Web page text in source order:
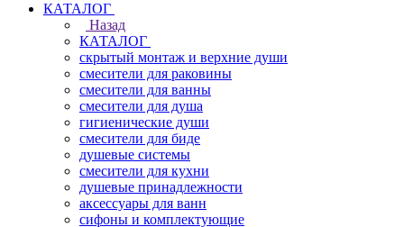
КАТАЛОГ
Назад
КАТАЛОГ
скрытый монтаж и верхние души
смесители для раковины
смесители для ванны
смесители для душа
гигиенические души
смесители для биде
душевые системы
смесители для кухни
душевые принадлежности
аксессуары для ванн
сифоны и комплектующие